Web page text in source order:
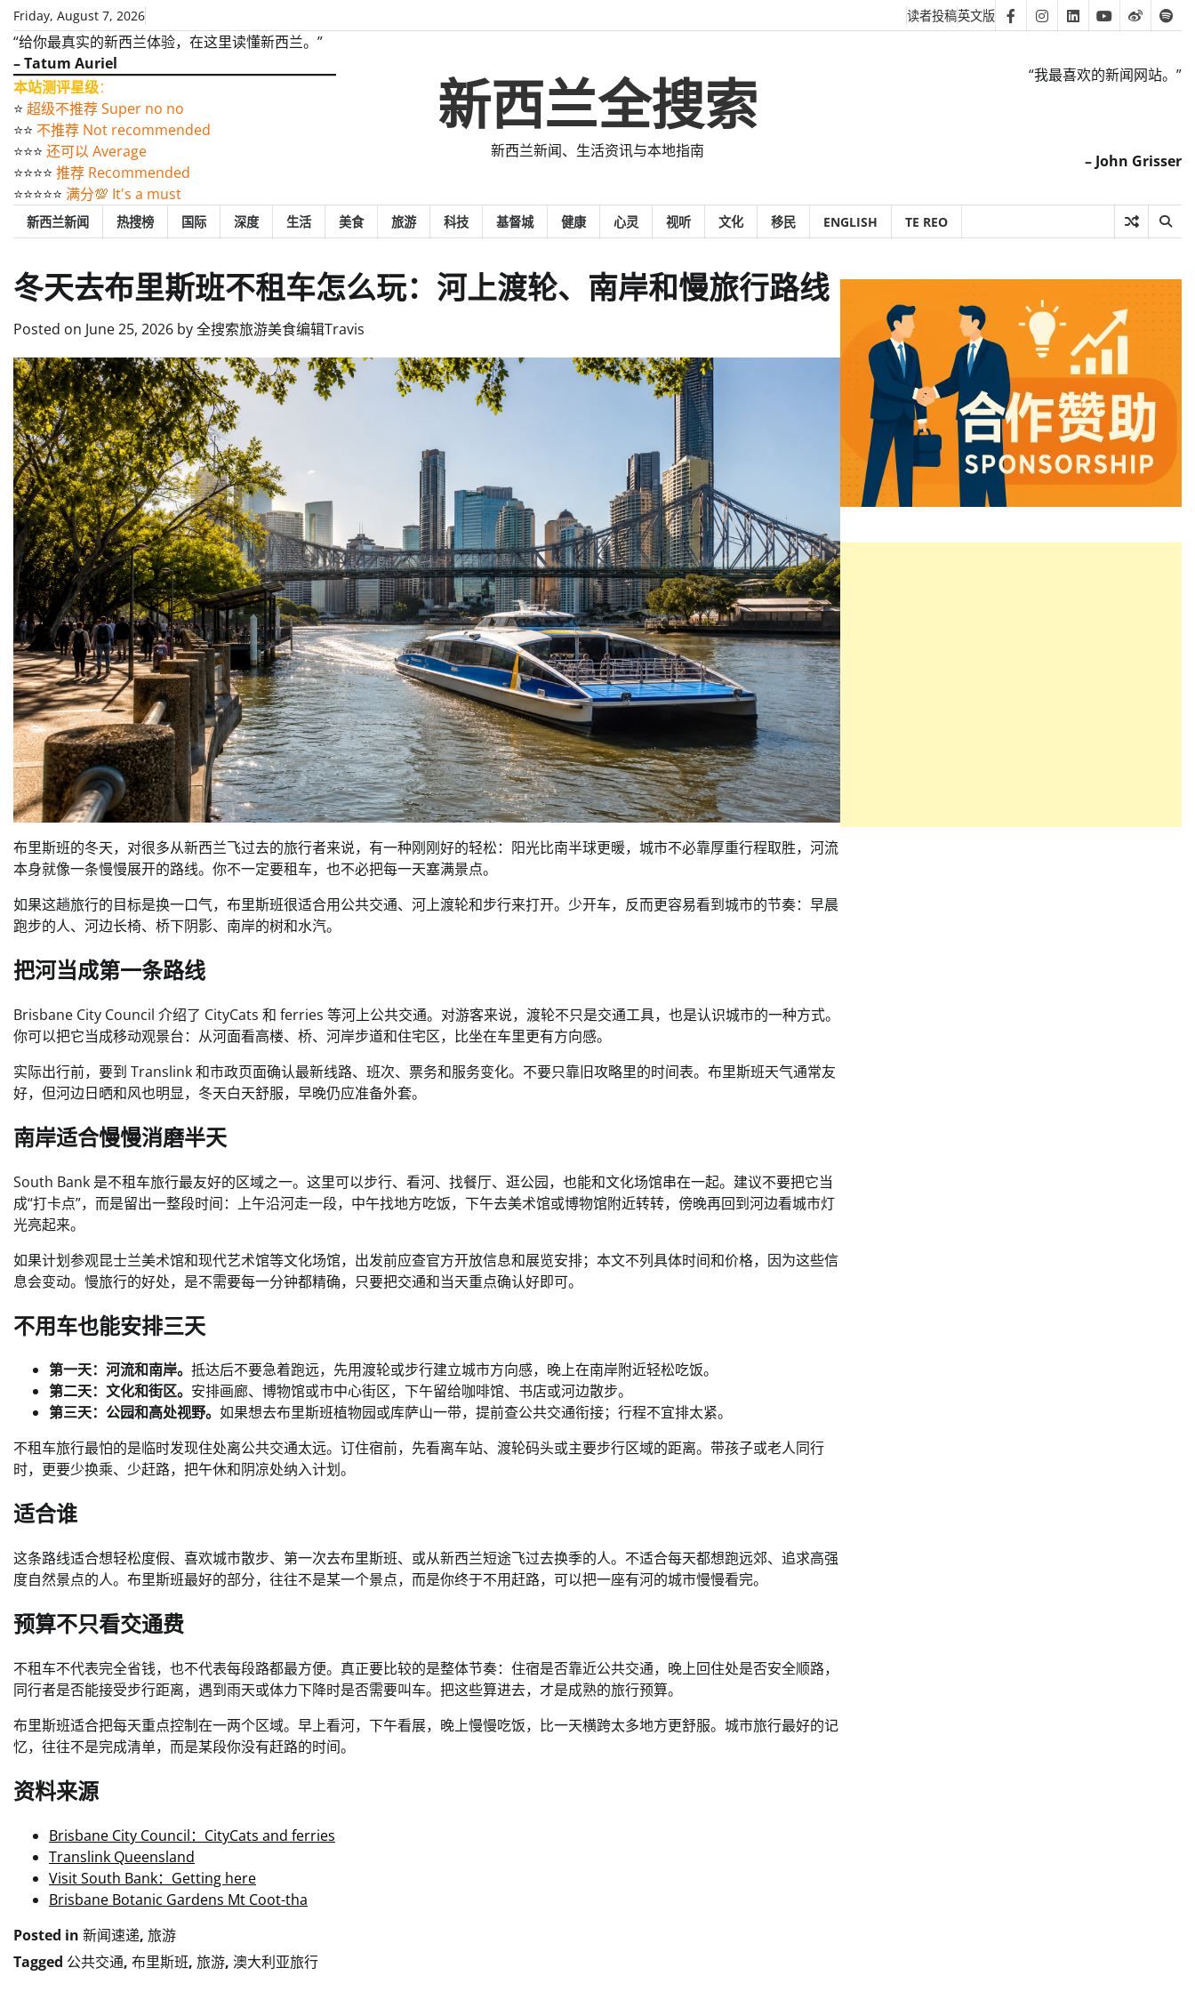
Skip
content
Friday, August 7, 2026 读者投稿英文版 FacebookInstagram
LinkedinYoutube
Weibo
“给你最真实的新西兰体验，在这里读懂新西兰。”
– Tatum Auriel
本站测评星级：
⭐️ 超级不推荐 Super no no
⭐️⭐️ 不推荐 Not recommended
⭐️⭐️⭐️ 还可以 Average
⭐️⭐️⭐️⭐️ 推荐 Recommended
⭐️⭐️⭐️⭐️⭐️ 满分💯 It's a must
新西兰全搜索
新西兰新闻、生活资讯与本地指南
“我最喜欢的新闻网站。”
– John Grisser
新西兰新闻 热搜榜 国际 深度 生活 美食 旅游 科技 基督城 健康 心灵 视听 文化 移民 ENGLISH TE REO
冬天去布里斯班不租车怎么玩：河上渡轮、南岸和慢旅行路线
Posted on June 25, 2026 by全搜索旅游美食编辑Travis
布里斯班的冬天，对很多从新西兰飞过去的旅行者来说，有一种刚刚好的轻松：阳光比南半球更暖，城市不必靠厚重行程取胜，河流
本身就像一条慢慢展开的路线。你不一定要租车，也不必把每一天塞满景点。
如果这趟旅行的目标是换一口气，布里斯班很适合用公共交通、河上渡轮和步行来打开。少开车，反而更容易看到城市的节奏：早晨
跑步的人、河边长椅、桥下阴影、南岸的树和水汽。
把河当成第一条路线
Brisbane City Council 介绍了 CityCats 和 ferries 等河上公共交通。对游客来说，渡轮不只是交通工具，也是认识城市的一种方式。
你可以把它当成移动观景台：从河面看高楼、桥、河岸步道和住宅区，比坐在车里更有方向感。
实际出行前，要到 Translink 和市政页面确认最新线路、班次、票务和服务变化。不要只靠旧攻略里的时间表。布里斯班天气通常友
好，但河边日晒和风也明显，冬天白天舒服，早晚仍应准备外套。
南岸适合慢慢消磨半天
South Bank 是不租车旅行最友好的区域之一。这里可以步行、看河、找餐厅、逛公园，也能和文化场馆串在一起。建议不要把它当
成“打卡点”，而是留出一整段时间：上午沿河走一段，中午找地方吃饭，下午去美术馆或博物馆附近转转，傍晚再回到河边看城市灯
光亮起来。
如果计划参观昆士兰美术馆和现代艺术馆等文化场馆，出发前应查官方开放信息和展览安排；本文不列具体时间和价格，因为这些信
息会变动。慢旅行的好处，是不需要每一分钟都精确，只要把交通和当天重点确认好即可。
不用车也能安排三天
第一天：河流和南岸。 抵达后不要急着跑远，先用渡轮或步行建立城市方向感，晚上在南岸附近轻松吃饭。
第二天：文化和街区。 安排画廊、博物馆或市中心街区，下午留给咖啡馆、书店或河边散步。
第三天：公园和高处视野。 如果想去布里斯班植物园或库萨山一带，提前查公共交通衔接；行程不宜排太紧。
不租车旅行最怕的是临时发现住处离公共交通太远。订住宿前，先看离车站、渡轮码头或主要步行区域的距离。带孩子或老人同行
时，更要少换乘、少赶路，把午休和阴凉处纳入计划。
适合谁
这条路线适合想轻松度假、喜欢城市散步、第一次去布里斯班、或从新西兰短途飞过去换季的人。不适合每天都想跑远郊、追求高强
度自然景点的人。布里斯班最好的部分，往往不是某一个景点，而是你终于不用赶路，可以把一座有河的城市慢慢看完。
预算不只看交通费
不租车不代表完全省钱，也不代表每段路都最方便。真正要比较的是整体节奏：住宿是否靠近公共交通，晚上回住处是否安全顺路，
同行者是否能接受步行距离，遇到雨天或体力下降时是否需要叫车。把这些算进去，才是成熟的旅行预算。
布里斯班适合把每天重点控制在一两个区域。早上看河，下午看展，晚上慢慢吃饭，比一天横跨太多地方更舒服。城市旅行最好的记
忆，往往不是完成清单，而是某段你没有赶路的时间。
资料来源
Brisbane City Council：CityCats and ferries
Translink Queensland
Visit South Bank：Getting here
Brisbane Botanic Gardens Mt Coot-tha
Posted in 新闻速递, 旅游
Tagged 公共交通, 布里斯班, 旅游, 澳大利亚旅行